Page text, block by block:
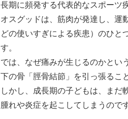
長期に頻発する代表的なスポーツ
オスグッドは、筋肉が発達し、運
どの使いすぎによる疾患）のひと
す。
では、なぜ痛みが生じるのかとい
下の骨「脛骨結節」を引っ張るこ
しかし、成長期の子どもは、まだ
腫れや炎症を起こしてしまうので